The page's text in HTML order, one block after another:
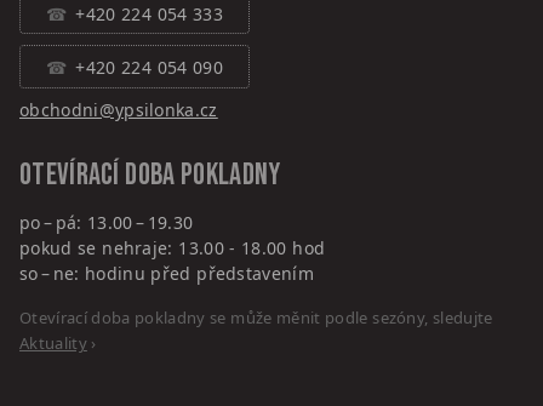
+420 224 054 333
+420 224 054 090
obchodni@ypsilonka.cz
Otevírací doba pokladny
po – pá: 13.00 – 19.30
pokud se nehraje: 13.00 - 18.00 hod
so – ne: hodinu před představením
Otevírací doba pokladny se může měnit podle sezóny, sledujte
Aktuality›